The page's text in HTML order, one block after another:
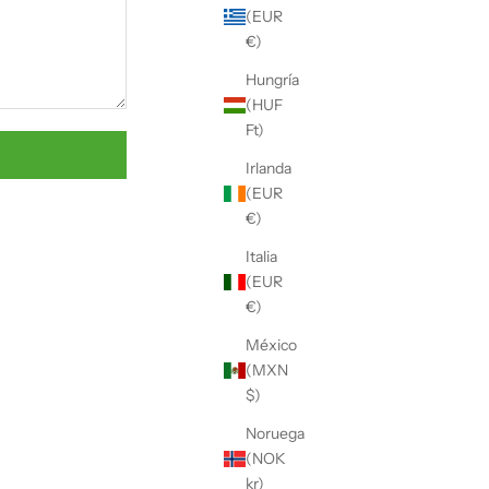
(EUR
€)
Hungría
(HUF
Ft)
Irlanda
(EUR
€)
Italia
(EUR
€)
México
(MXN
$)
Noruega
(NOK
kr)